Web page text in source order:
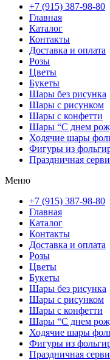
+7 (915) 387-98-80
Главная
Каталог
Контакты
Доставка и оплата
Розы
Цветы
Букеты
Шары без рисунка
Шары с рисунком
Шары с конфетти
Шары “С днем
Ходячие шары
Фигуры из
Праздничная
Меню
+7 (915) 387-98-80
Главная
Каталог
Контакты
Доставка и оплата
Розы
Цветы
Букеты
Шары без рисунка
Шары с рисунком
Шары с конфетти
Шары “С днем
Ходячие шары
Фигуры из
Праздничная